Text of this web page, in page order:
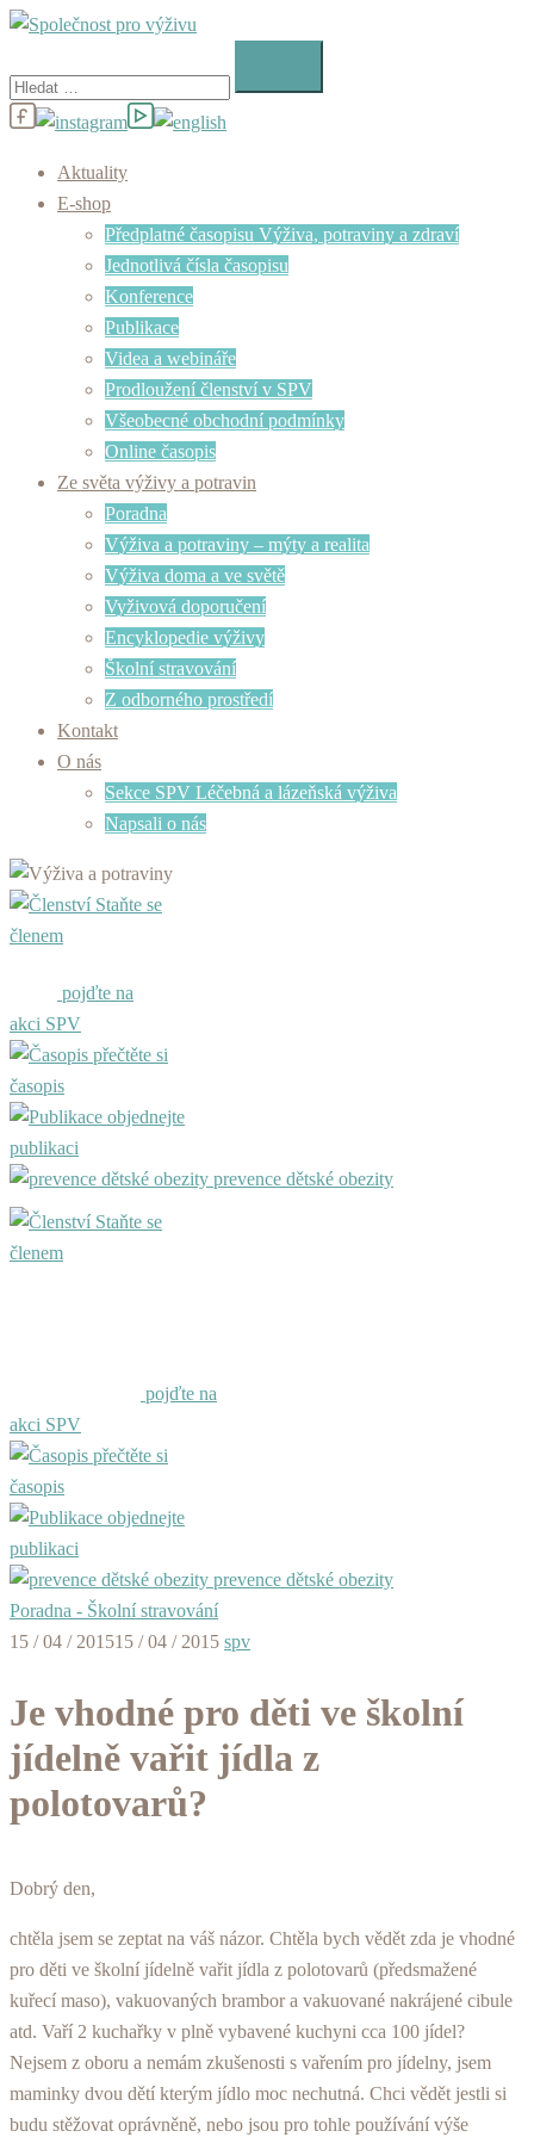
Skip
content
Aktuality
E-shop
Předplatné časopisu Výživa, potraviny a zdraví
Jednotlivá čísla časopisu
Konference
Publikace
Videa a webináře
Prodloužení členství v SPV
Všeobecné obchodní podmínky
Online časopis
Ze světa výživy a potravin
Poradna
Výživa a potraviny – mýty a realita
Výživa doma a ve světě
Vyživová doporučení
Encyklopedie výživy
Školní stravování
Z odborného prostředí
Kontakt
O nás
Sekce SPV Léčebná a lázeňská výživa
Napsali o nás
Staňte se
členem
pojďte na
akci SPV
přečtěte si
časopis
objednejte
publikaci
prevence dětské obezity
Staňte se
členem
pojďte na
akci SPV
přečtěte si
časopis
objednejte
publikaci
prevence dětské obezity
Poradna - Školní stravování
15 / 04 / 201515 / 04 / 2015 spv
Je vhodné pro děti ve školní
jídelně vařit jídla z
polotovarů?
Dobrý den,
chtěla jsem se zeptat na váš názor. Chtěla bych vědět zda je vhodné
pro děti ve školní jídelně vařit jídla z polotovarů (předsmažené
kuřecí maso), vakuovaných brambor a vakuované nakrájené cibule
atd. Vaří 2 kuchařky v plně vybavené kuchyni cca 100 jídel?
Nejsem z oboru a nemám zkušenosti s vařením pro jídelny, jsem
maminky dvou dětí kterým jídlo moc nechutná. Chci vědět jestli si
budu stěžovat oprávněně, nebo jsou pro tohle používání výše